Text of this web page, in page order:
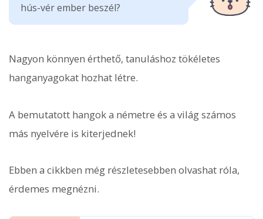
hús-vér ember beszél?
Nagyon könnyen érthető, tanuláshoz tökéletes
hanganyagokat hozhat létre.
A bemutatott hangok a németre és a világ számos
más nyelvére is kiterjednek!
Ebben a cikkben még részletesebben olvashat róla,
érdemes megnézni.